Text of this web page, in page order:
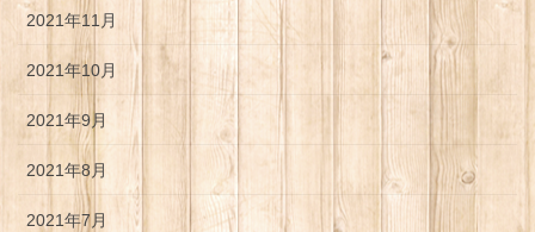
2021年11月
2021年10月
2021年9月
2021年8月
2021年7月